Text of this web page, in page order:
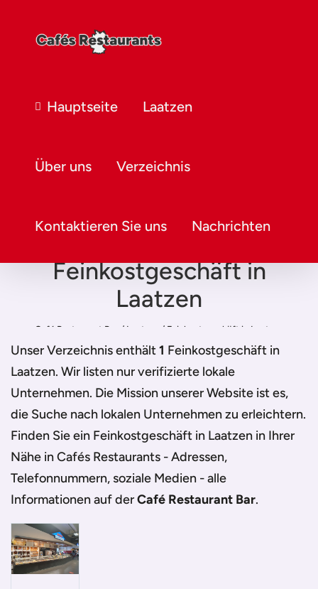
Hauptseite Laatzen
Über uns Verzeichnis
Kontaktieren Sie uns Nachrichten
Feinkostgeschäft in
Laatzen
Café Restaurant Bar / Laatzen / Feinkostgeschäft in Laatzen
Unser Verzeichnis enthält1 Feinkostgeschäft in
Laatzen. Wir listen nur verifizierte lokale
Unternehmen. Die Mission unserer Website ist es,
die Suche nach lokalen Unternehmen zu erleichtern.
Finden Sie ein Feinkostgeschäft in Laatzen in Ihrer
Nähe in Cafés Restaurants - Adressen,
Telefonnummern, soziale Medien - alle
Informationen auf derCafé Restaurant Bar.